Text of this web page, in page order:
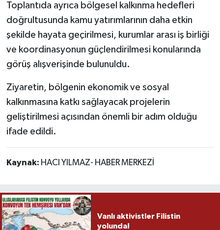
Toplantıda ayrıca bölgesel kalkınma hedefleri
doğrultusunda kamu yatırımlarının daha etkin
şekilde hayata geçirilmesi, kurumlar arası iş birliği
ve koordinasyonun güçlendirilmesi konularında
görüş alışverişinde bulunuldu.
Ziyaretin, bölgenin ekonomik ve sosyal
kalkınmasına katkı sağlayacak projelerin
geliştirilmesi açısından önemli bir adım olduğu
ifade edildi.
Kaynak: HACI YILMAZ- HABER MERKEZİ
Vanlı aktivistler Filistin
yolunda!